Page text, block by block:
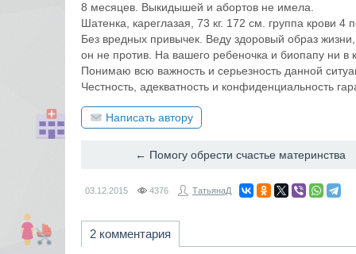
8 месяцев. Выкидышей и абортов не имела.
Шатенка, кареглазая, 73 кг. 172 см. группа крови
Без вредных привычек. Веду здоровый образ
он не против. На вашего ребеночка и биопапу ни
Понимаю всю важность и серьезность данной
Честность, адекватность и конфиденциальность
Написать автору
← Помогу обрести счастье материнства
03.12.2015 4376 ТатьянаД
2 комментария